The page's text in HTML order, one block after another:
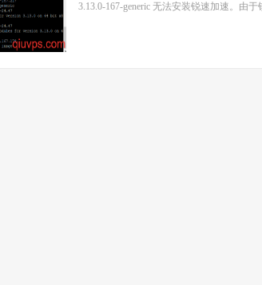
3.13.0-167-generic 无法安装锐速加速。由